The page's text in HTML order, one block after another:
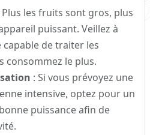
Plus les fruits sont gros, plus
puissant. Veillez à
de traiter les
consommez le plus.
: Si vous prévoyez une
intensive, optez pour un
puissance afin de